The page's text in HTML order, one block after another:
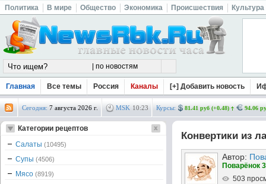
Политика В мире Общество Экономика Происшествия Культура
Главная Все темы Россия Каналы [+] Добавить новость
Сегодня: 7 августа 2026 г. MSK 10:23 Курсы: 81.41 руб (+0.48) 94.06
Конвертики из
Автор:
Поварёнок
503
Категории рецептов
Салаты (10495)
Супы (4506)
Мясо (8919)